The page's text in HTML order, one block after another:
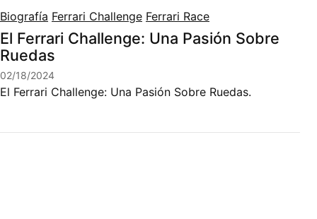
Biografía Ferrari Challenge Ferrari Race
El Ferrari Challenge: Una Pasión Sobre
Ruedas
02/18/2024
El Ferrari Challenge: Una Pasión Sobre Ruedas.